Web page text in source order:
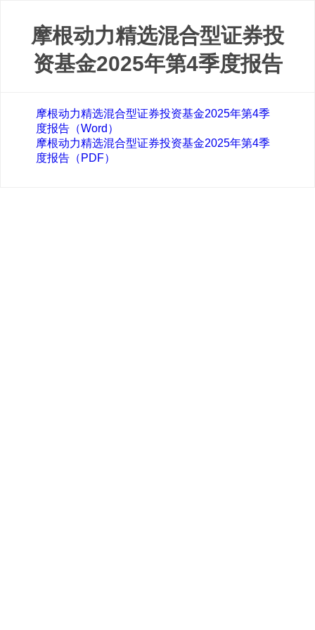
摩根动力精选混合型证券投
资基金2025年第4季度报告
摩根动力精选混合型证券投资基金2025年第4季
度报告（Word）
摩根动力精选混合型证券投资基金2025年第4季
度报告（PDF）